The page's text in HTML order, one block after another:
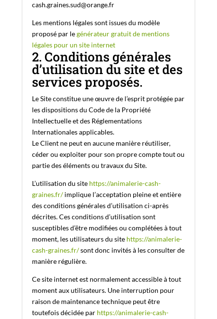
cash.graines.sud@orange.fr
Les mentions légales sont issues du modèle
proposé par legénérateur gratuit de mentions
légales pour un site internet
2. Conditions générales
d’utilisation du site et des
services proposés.
Le Site constitue une œuvre de l’esprit protégée par
les dispositions du Code de la Propriété
Intellectuelle et des Réglementations
Internationales applicables.
Le Client ne peut en aucune manière réutiliser,
céder ou exploiter pour son propre compte tout ou
partie des éléments ou travaux du Site.
L’utilisation du site https://animalerie-cash-
graines.fr/implique l’acceptation pleine et entière
des conditions générales d’utilisation ci-après
décrites. Ces conditions d’utilisation sont
susceptibles d’être modifiées ou complétées à tout
moment, les utilisateurs du site https://animalerie-
cash-graines.fr/sont donc invités à les consulter de
manière régulière.
Ce site internet est normalement accessible à tout
moment aux utilisateurs. Une interruption pour
raison de maintenance technique peut être
toutefois décidée par https://animalerie-cash-